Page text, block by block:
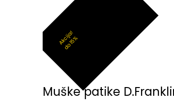
Akcija!
do 15%
Muške patike